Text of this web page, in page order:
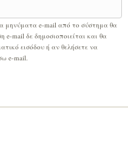
μηνύματα e-mail από το σύστημα θα
e-mail δε δημοσιοποιείται και θα
εισόδου ή αν θελήσετε να
e-mail.